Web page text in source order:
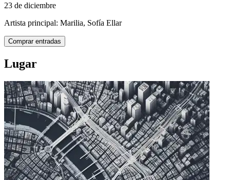
23 de diciembre
Artista principal: Marilia, Sofía Ellar
Comprar entradas
Lugar